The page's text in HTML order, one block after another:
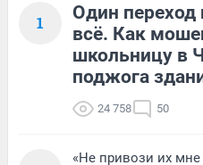
1
Один переход
всё. Как
школьницу в
поджога
24 758 50
«Не привози их мне